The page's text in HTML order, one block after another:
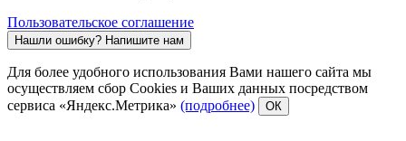
Пользовательское соглашение
Нашли ошибку? Напишите нам
Для более удобного использования Вами нашего сайта мы
осуществляем сбор Cookies и Ваших данных посредством
сервиса «Яндекс.Метрика» (подробнее) ОК